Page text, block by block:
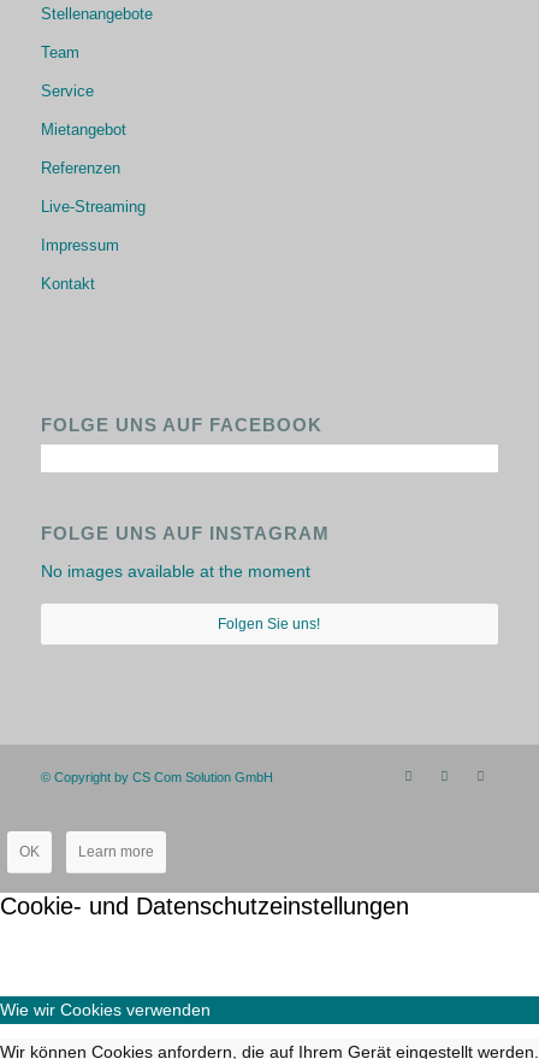
Stellenangebote
Team
Service
Mietangebot
Referenzen
Live-Streaming
Impressum
Kontakt
FOLGE UNS AUF FACEBOOK
FOLGE UNS AUF INSTAGRAM
No images available at the moment
Folgen Sie uns!
© Copyright by CS Com Solution GmbH
OK Learn more
Cookie- und Datenschutzeinstellungen
Wie wir Cookies verwenden
Wir können Cookies anfordern, die auf Ihrem Gerät eingestellt werden.